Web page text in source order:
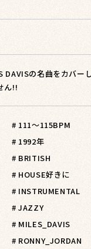
DAVISの名曲をカバー
ん!!
# 111〜115BPM
# 1992年
# BRITISH
# HOUSE好きに
# INSTRUMENTAL
# JAZZY
# MILES_DAVIS
# RONNY_JORDAN